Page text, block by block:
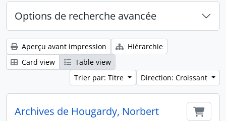
Options de recherche avancée
Aperçu avant impression
Hiérarchie
Card view
Table view
Trier par: Titre
Direction: Croissant
Archives de Hougardy, Norbert